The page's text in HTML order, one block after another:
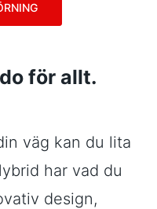
för allt.
väg kan du lita
har vad du
design,